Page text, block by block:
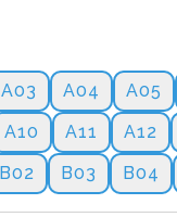
A03 A04 A05
A10 A11 A12
B02 B03 B04